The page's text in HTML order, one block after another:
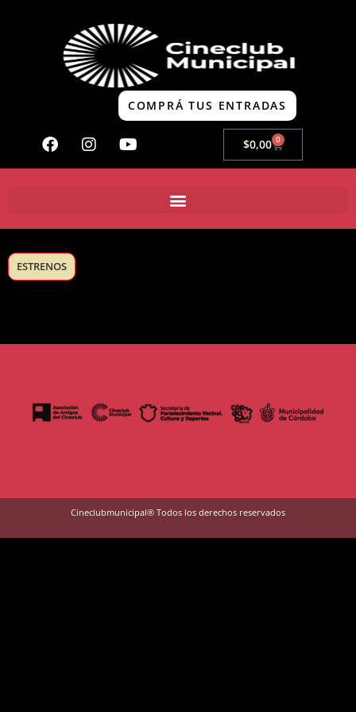
COMPRÁ TUS ENTRADAS
$0,00 0
ESTRENOS
Cineclubmunicipal® Todos los derechos reservados